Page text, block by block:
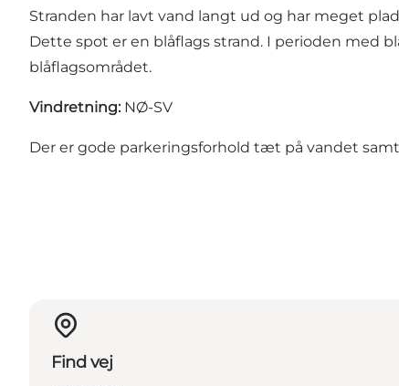
Stranden har lavt vand langt ud og har meget
Dette spot er en blåflags strand. I perioden med
blåflagsområdet.
Vindretning: NØ-SV
Der er gode parkeringsforhold tæt på vandet
Find vej